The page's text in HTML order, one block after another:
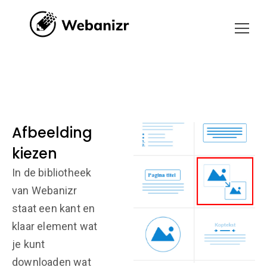
Afbeelding
kiezen
In de bibliotheek
van Webanizr
staat een kant en
klaar element wat
je kunt
downloaden wat